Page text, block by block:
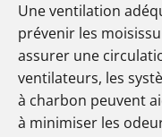
Une ventilation
prévenir les
assurer une
ventilateurs, les
à charbon peuvent
à minimiser les